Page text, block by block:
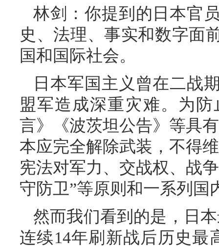
林剑：你提到的日本官
史、法理、事实和数字面
国和国际社会。
日本军国主义曾在二战
盟军造成深重灾难。为
言》《波茨坦公告》等具
本应完全解除武装，不得
宪法对军力、交战权、战
守防卫”等原则和一系列国
然而我们看到的是，日
连续14年刷新战后历史最